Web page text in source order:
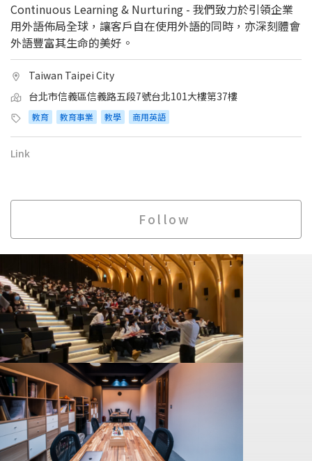
Continuous Learning & Nurturing - 我們致力於引領企業
用外語佈局全球，讓客戶自在使用外語的同時，亦深刻體會
外語豐富其生命的美好。
Taiwan Taipei City
台北市信義區信義路五段7號台北101大樓第37樓
教育 教育事業 教學 商用英語
Link
Follow